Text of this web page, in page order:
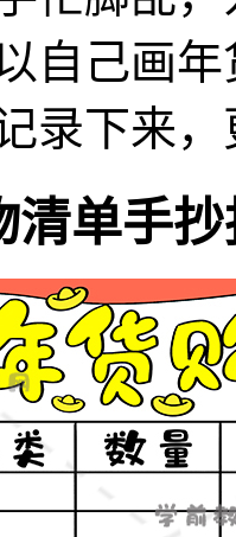
自己画
录下来
单手抄